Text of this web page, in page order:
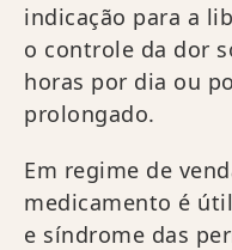
indicação para a
o controle da dor
horas por dia ou
prolongado.
Em regime de
medicamento é
e síndrome das